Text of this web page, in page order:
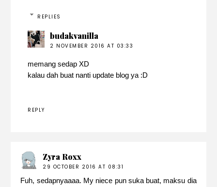
REPLIES
budakvanilla
2 NOVEMBER 2016 AT 03:33
memang sedap XD
kalau dah buat nanti update blog ya :D
REPLY
Zyra Roxx
29 OCTOBER 2016 AT 08:31
Fuh, sedapnyaaaa. My niece pun suka buat, maksu dia